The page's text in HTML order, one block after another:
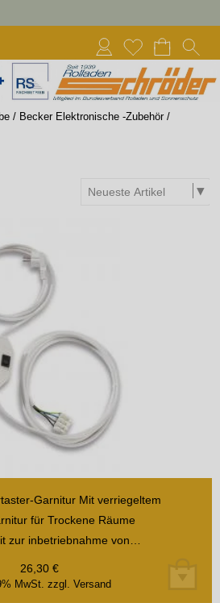
/ Becker Elektronische -Zubehör /
Garnitur Mit verriegeltem
für Trockene Räume
zur inbetriebnahme von…
MwSt. zzgl. Versand
26,30 €